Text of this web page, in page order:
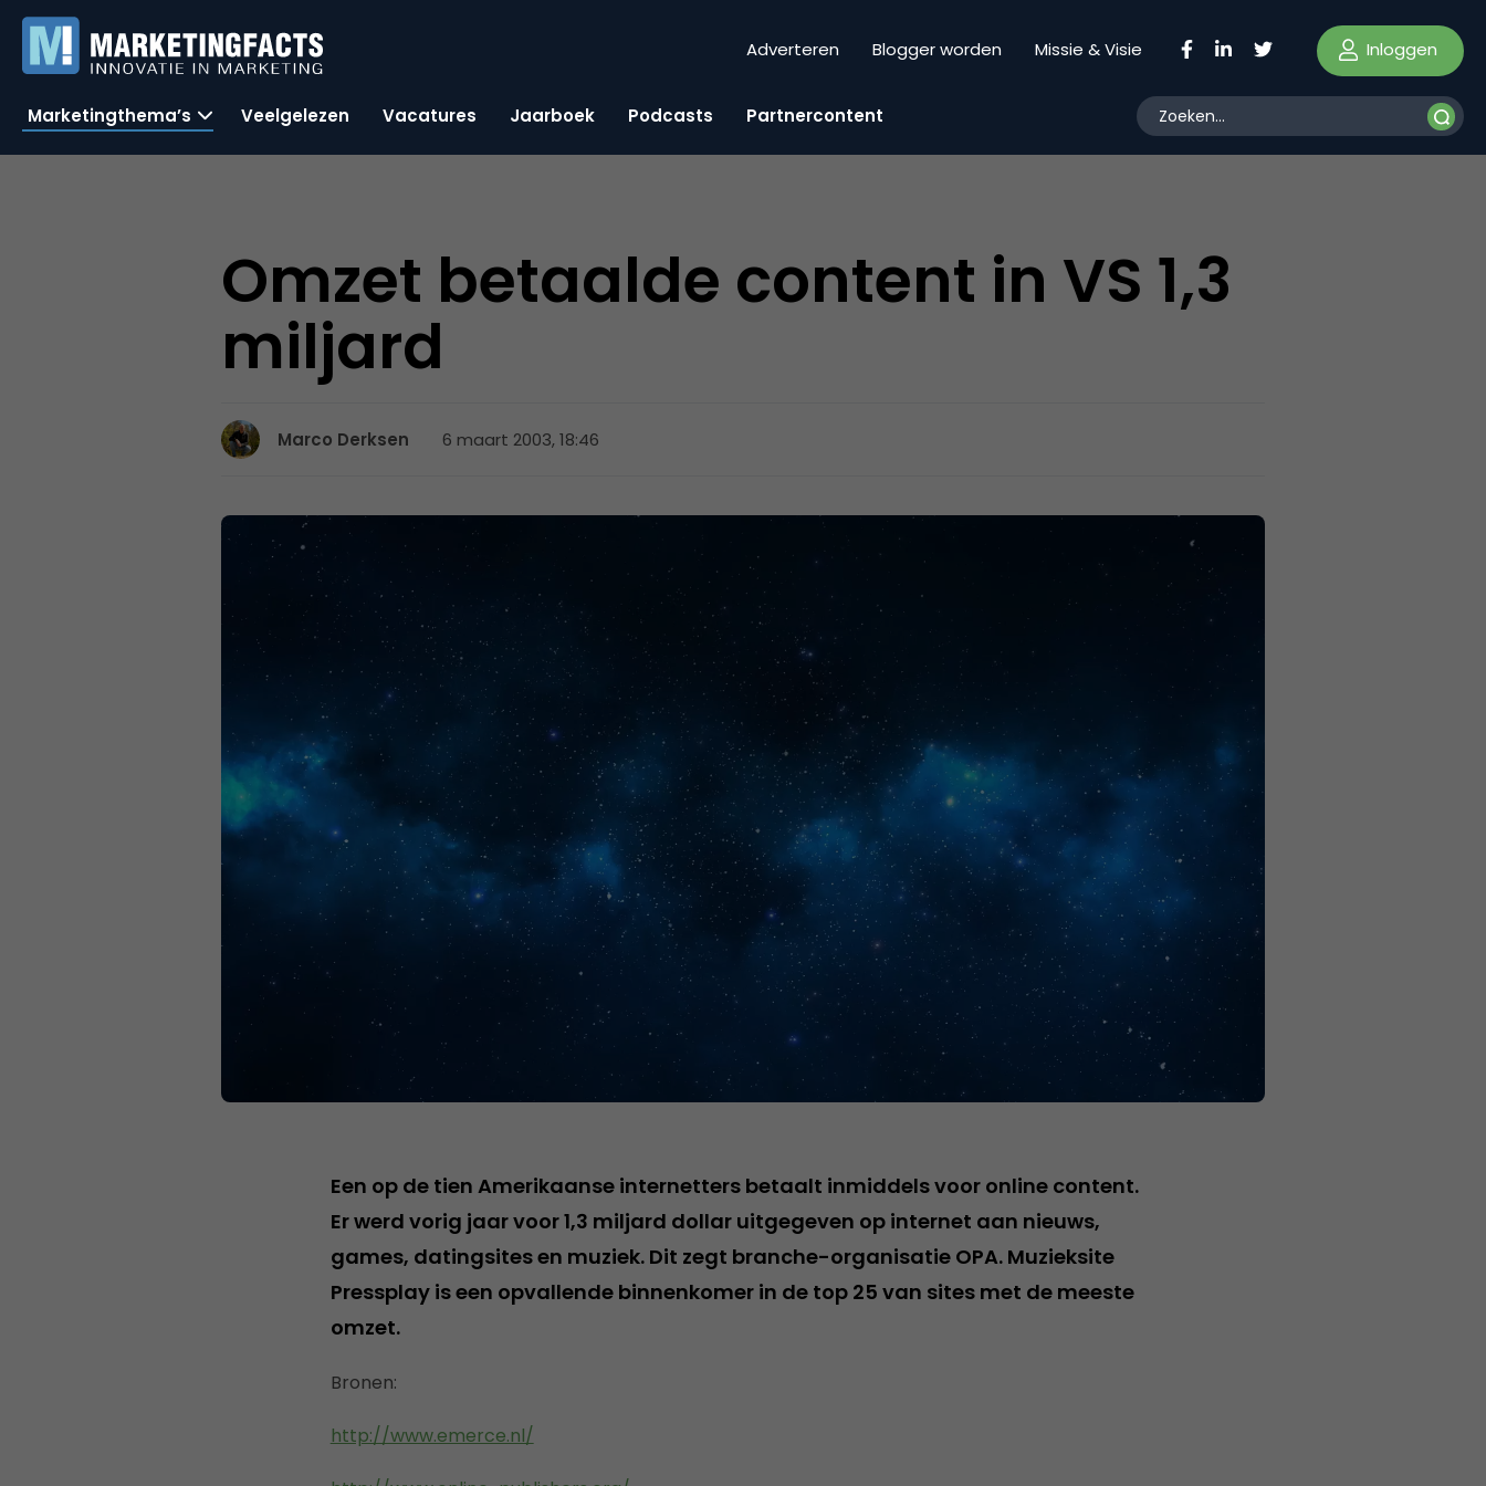
Adverteren Blogger worden Missie & Visie Inloggen
Marketingthema’s Veelgelezen Vacatures Jaarboek Podcasts Partnercontent
Omzet betaalde content in VS 1,3
miljard
Marco Derksen 6 maart 2003, 18:46
Een op de tien Amerikaanse internetters betaalt inmiddels voor online content.
Er werd vorig jaar voor 1,3 miljard dollar uitgegeven op internet aan nieuws,
games, datingsites en muziek. Dit zegt branche-organisatie OPA. Muzieksite
Pressplay is een opvallende binnenkomer in de top 25 van sites met de meeste
omzet.
Bronen:
http://www.emerce.nl/